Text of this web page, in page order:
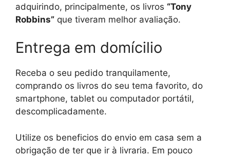
adquirindo, principalmente, os livros “Tony
Robbins” que tiveram melhor avaliação.
Entrega em domícilio
Receba o seu pedido tranquilamente,
comprando os livros do seu tema favorito, do
smartphone, tablet ou computador portátil,
descomplicadamente.
Utilize os beneficios do envio em casa sem a
obrigação de ter que ir à livraria. Em pouco